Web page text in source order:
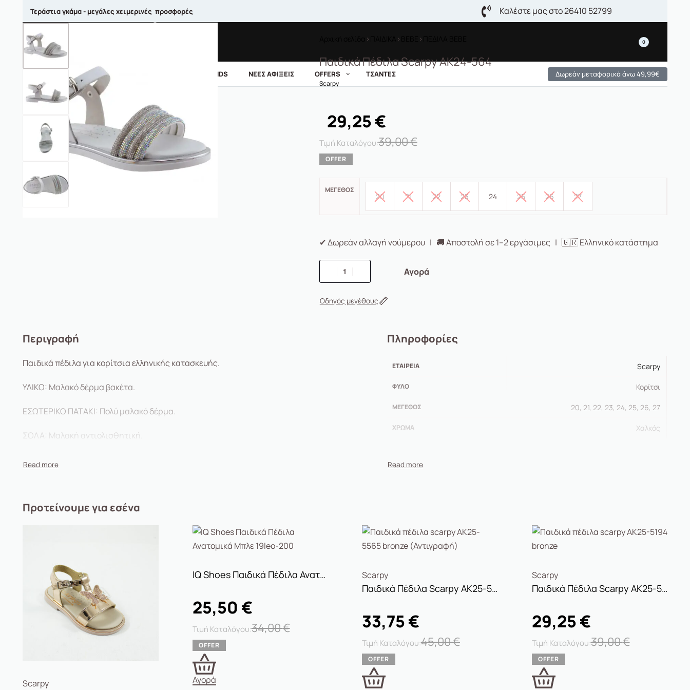
Τεράστια γκάμα - μεγάλες χειμερινές προσφορές Καλέστε μας στο 26410 52799
0
ΓΥΝΑΙΚΕΙΑ BRANDS ΝΕΕΣ ΑΦΙΞΕΙΣ OFFERS ΤΣΑΝΤΕΣ Δωρεάν μεταφορικά άνω 49,99€
› › ›
Παιδικά Πέδιλα Scarpy AK24-564
Scarpy
39,00€
29,25€
ΜΈΓΕΘΟΣ
20 21 22 23 24 25 26 27
✔ Δωρεάν αλλαγή νούμερου | 🚚 Αποστολή σε 1–2 εργάσιμες | 🇬🇷 Ελληνικό κατάστημα
Αγορά
Οδηγός μεγέθους
Περιγραφή
Παιδικά πέδιλα για κορίτσια ελληνικής κατασκευής.
ΥΛΙΚΟ: Μαλακό δέρμα βακέτα.
ΕΣΩΤΕΡΙΚΟ ΠΑΤΑΚΙ: Πολύ μαλακό δέρμα.
ΣΟΛΑ: Μαλακή αντιολισθητική.
Πληροφορίες
ΕΤΑΙΡΕΊΑ Scarpy
ΦΎΛΟ Κορίτσι
ΜΈΓΕΘΟΣ 20, 21, 22, 23, 24, 25, 26, 27
ΧΡΏΜΑ Χαλκός
Προτείνουμε για εσένα
Scarpy
IQ Shoes Παιδικά Πέδιλα Ανατομικά Μπλε 19leo-200
34,00€
25,50 €
Αγορά
Scarpy
Παιδικά Πέδιλα Scarpy AK25-5565 White Glitter
45,00€
33,75€
Scarpy
Παιδικά Πέδιλα Scarpy AK25-5194 Bronze
39,00€
29,25€